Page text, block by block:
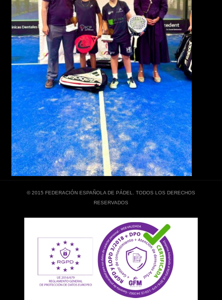
© 2015 FEDERACIÓN ESPAÑOLA DE PÁDEL. TODOS LOS DERECHOS
RESERVADOS